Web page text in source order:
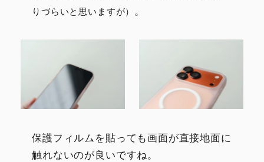
りづらいと思いますが） 。
保護フィルムを貼っても画面が直接地面に
触れないのが良いですね。